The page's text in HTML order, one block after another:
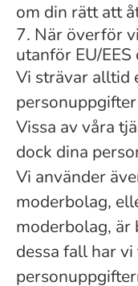
om din rätt att
7. När överför
utanför EU/
Vi strävar alltid
Vissa av våra
dock dina
Vi använder
moderbolag,
moderbolag, är
dessa fall har